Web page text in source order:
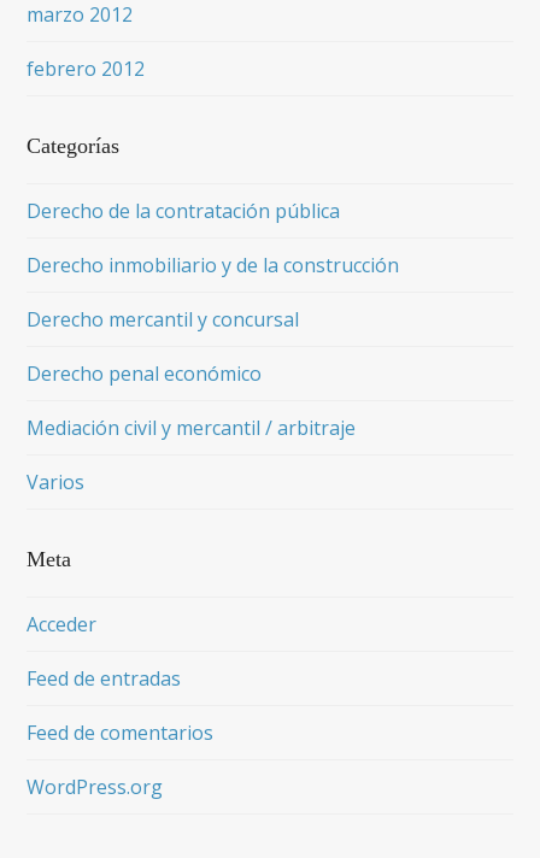
marzo 2012
febrero 2012
Categorías
Derecho de la contratación pública
Derecho inmobiliario y de la construcción
Derecho mercantil y concursal
Derecho penal económico
Mediación civil y mercantil / arbitraje
Varios
Meta
Acceder
Feed de entradas
Feed de comentarios
WordPress.org